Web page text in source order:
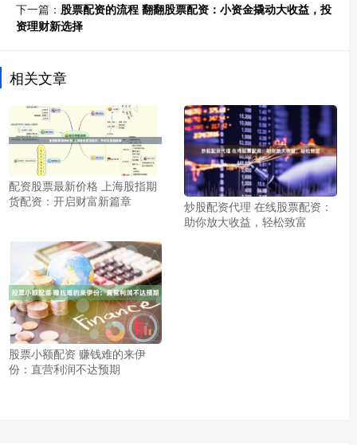
下一篇： 股票配资的流程 翻翻股票配资：小资金撬动大收益，投
资理财新选择
相关文章
配资股票最新价格 上海股指期
货配资：开启财富新篇章
炒股配资代理 在线股票配资：
助你放大收益，轻松致富
股票小额配资 赚钱难的来伊
份：直营利润不达预期